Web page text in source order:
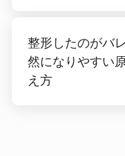
整形したのがバ
然になりやすい
え方